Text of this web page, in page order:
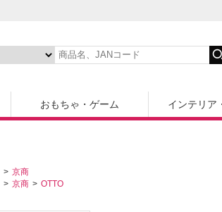
おもちゃ・ゲーム インテリア
京商
京商 OTTO